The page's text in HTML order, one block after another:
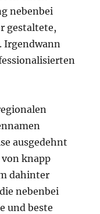
nebenbei
gestaltete,
Irgendwann
ausgedehnt
knapp
dahinter
nebenbei
und beste